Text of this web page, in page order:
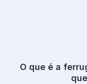
O que é a